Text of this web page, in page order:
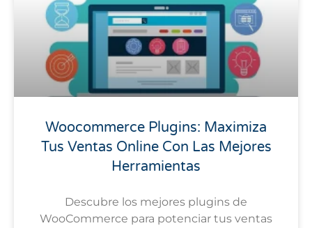
Woocommerce Plugins: Maximiza
Tus Ventas Online Con Las Mejores
Herramientas
Descubre los mejores plugins de
WooCommerce para potenciar tus ventas